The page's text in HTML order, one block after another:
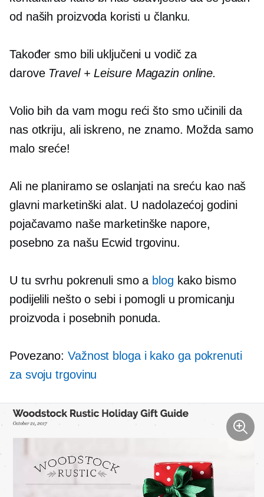
od naših proizvoda koristi u članku.
Također smo bili uključeni u vodič za
darove Travel + Leisure Magazin online.
Volio bih da vam mogu reći što smo učinili da
nas otkriju, ali iskreno, ne znamo. Možda samo
malo sreće!
Ali ne planiramo se oslanjati na sreću kao naš
glavni marketinški alat. U nadolazećoj godini
pojačavamo naše marketinške napore,
posebno za našu Ecwid trgovinu.
U tu svrhu pokrenuli smo a blog kako bismo
podijelili nešto o sebi i pomogli u promicanju
proizvoda i posebnih ponuda.
Povezano:Važnost bloga i kako ga pokrenuti
za svoju trgovinu